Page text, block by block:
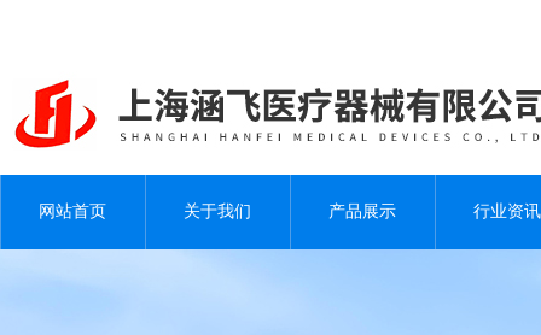
网站首页 关于我们 产品展示 行业资讯